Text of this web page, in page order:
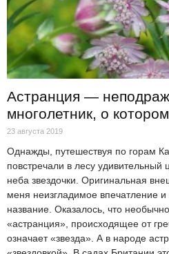
Астранция —
многолетник, о
23 августа 2019
Однажды, путешествуя по горам
повстречали в лесу
неба звездочки. Оригинальная
меня неизгладимое впечатление и
название. Оказалось, что
«астранция», происходящее от
означает «звезда». А в народе